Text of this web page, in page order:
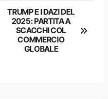
TRUMP E I DAZI DEL
2025: PARTITA A
SCACCHI COL
COMMERCIO
GLOBALE